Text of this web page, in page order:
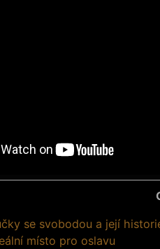
se svobodou a ⁢její
místo pro oslavu